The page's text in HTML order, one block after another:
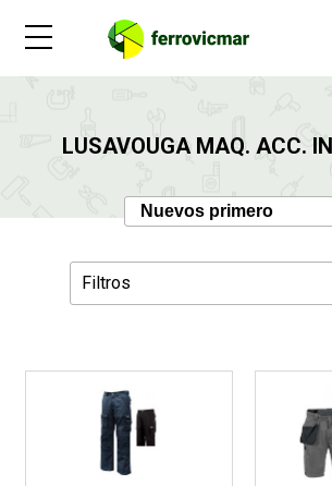
LUSAVOUGA MAQ. ACC.
Filtros
Ferreteria
OFERTAS
NOVEDADES
BLOG
CONTACTAR